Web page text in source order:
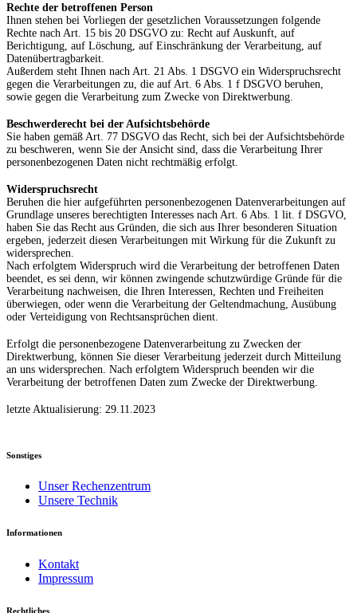
Rechte der betroffenen Person
Ihnen stehen bei Vorliegen der gesetzlichen Voraussetzungen folgende
Rechte nach Art. 15 bis 20 DSGVO zu: Recht auf Auskunft, auf
Berichtigung, auf Löschung, auf Einschränkung der Verarbeitung, auf
Datenübertragbarkeit.
Außerdem steht Ihnen nach Art. 21 Abs. 1 DSGVO ein Widerspruchsrecht
gegen die Verarbeitungen zu, die auf Art. 6 Abs. 1 f DSGVO beruhen,
sowie gegen die Verarbeitung zum Zwecke von Direktwerbung.
Beschwerderecht bei der Aufsichtsbehörde
Sie haben gemäß Art. 77 DSGVO das Recht, sich bei der Aufsichtsbehörde
zu beschweren, wenn Sie der Ansicht sind, dass die Verarbeitung Ihrer
personenbezogenen Daten nicht rechtmäßig erfolgt.
Widerspruchsrecht
Beruhen die hier aufgeführten personenbezogenen Datenverarbeitungen auf
Grundlage unseres berechtigten Interesses nach Art. 6 Abs. 1 lit. f DSGVO,
haben Sie das Recht aus Gründen, die sich aus Ihrer besonderen Situation
ergeben, jederzeit diesen Verarbeitungen mit Wirkung für die Zukunft zu
widersprechen.
Nach erfolgtem Widerspruch wird die Verarbeitung der betroffenen Daten
beendet, es sei denn, wir können zwingende schutzwürdige Gründe für die
Verarbeitung nachweisen, die Ihren Interessen, Rechten und Freiheiten
überwiegen, oder wenn die Verarbeitung der Geltendmachung, Ausübung
oder Verteidigung von Rechtsansprüchen dient.
Erfolgt die personenbezogene Datenverarbeitung zu Zwecken der
Direktwerbung, können Sie dieser Verarbeitung jederzeit durch Mitteilung
an uns widersprechen. Nach erfolgtem Widerspruch beenden wir die
Verarbeitung der betroffenen Daten zum Zwecke der Direktwerbung.
letzte Aktualisierung: 29.11.2023
Sonstiges
Unser Rechenzentrum
Unsere Technik
Informationen
Kontakt
Impressum
Rechtliches